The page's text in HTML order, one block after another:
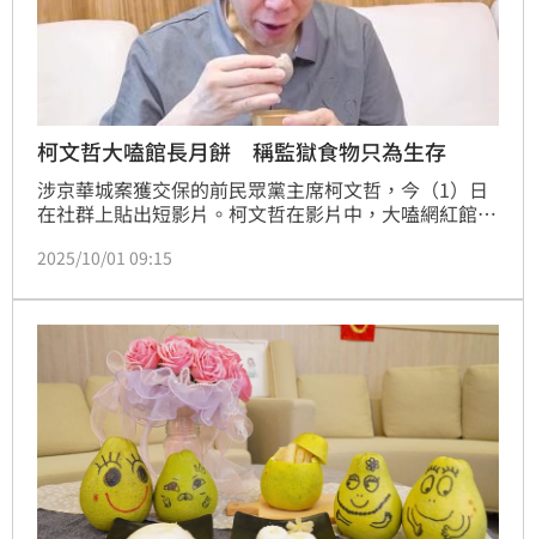
柯文哲大嗑館長月餅 稱監獄食物只為生存
涉京華城案獲交保的前民眾黨主席柯文哲，今（1）日
在社群上貼出短影片。柯文哲在影片中，大嗑網紅館長
生存」，未來將找時間去館長的健身房看看。
2025/10/01 09:15